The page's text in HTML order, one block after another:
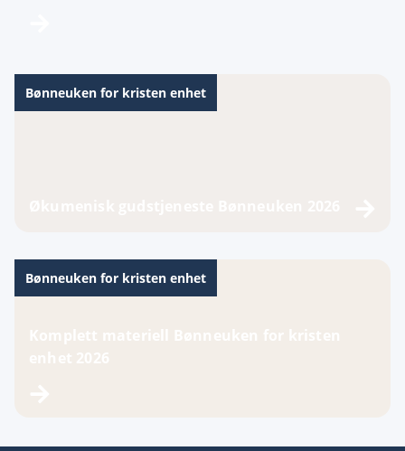
Bønneuken for kristen enhet
Bønneuken for kristen enhet